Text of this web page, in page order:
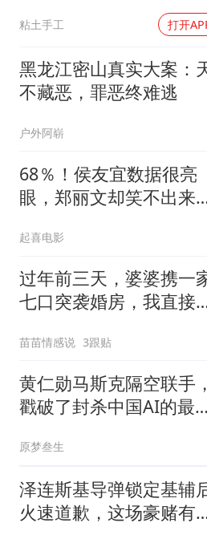
粘土手工 打开
黑龙江密山真实大案：
不藏恶，罪恶终难逃
户外阿崭
68％！侯友宜数据很亮
眼，郑丽文却笑不出来
起喜电影
过年前三天，婆婆携一
七口突袭婚房，我直接
公里外娘家
苗苗情感说 3跟贴
黄仁勋马斯克隔空联手，
戳破了封杀中国AI的最大
原梦叁生
泽连斯基导弹锁定基辅
火速道歉，这场豪赌有